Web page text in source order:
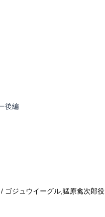
後編
/ ゴジュウイーグル,猛原禽次郎役